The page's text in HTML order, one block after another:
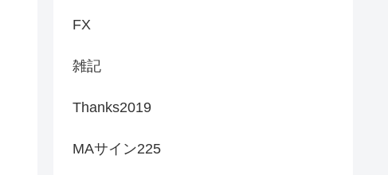
FX
雑記
Thanks2019
MAサイン225